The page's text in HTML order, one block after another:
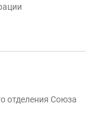
отделения Союза